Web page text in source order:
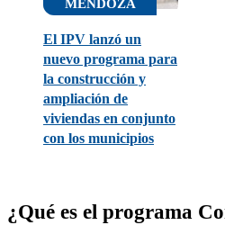
MENDOZA
El IPV lanzó un
nuevo programa para
la construcción y
ampliación de
viviendas en conjunto
con los municipios
¿Qué es el programa